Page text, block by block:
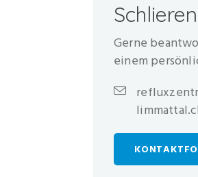
Schlieren
Gerne
einem